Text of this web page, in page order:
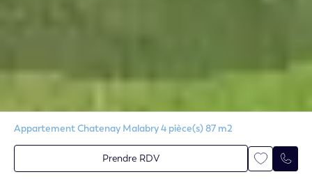
Appartement Chatenay Malabry 4 pièce(s) 87 m2
Prendre RDV